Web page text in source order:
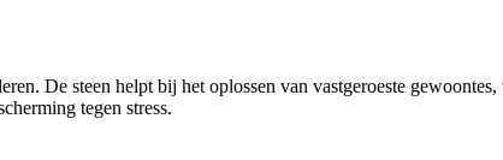
De steen helpt bij het oplossen van vastgeroeste
tegen stress.